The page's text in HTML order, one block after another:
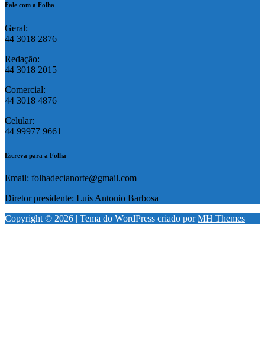
Fale com a Folha
Geral:
44 3018 2876
Redação:
44 3018 2015
Comercial:
44 3018 4876
Celular:
44 99977 9661
Escreva para a Folha
Email: folhadecianorte@gmail.com
Diretor presidente: Luis Antonio Barbosa
Copyright © 2026 | Tema do WordPress criado porMH Themes